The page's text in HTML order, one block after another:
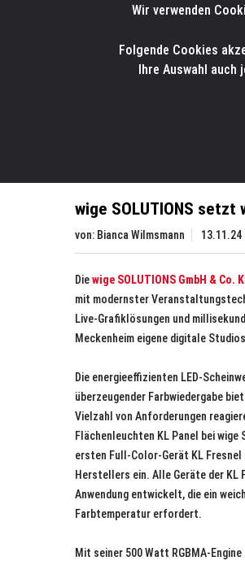
wige SOLUTIONS setzt
von: Bianca Wilmsmann 13.11.24
Diewige SOLUTIONS GmbH & Co.
mit modernster
Live-Grafiklösungen und
Meckenheim eigene digitale
Die energieeffizienten LED-
überzeugender Farbwiedergabe
Vielzahl von Anforderungen
Flächenleuchten KL Panel bei wige
ersten Full-Color-Gerät KL Fresnel
Herstellers ein. Alle Geräte der KL
Anwendung entwickelt, die ein
Farbtemperatur erfordert.
Mit seiner 500 Watt RGBMA-
Wir verwenden
Folgende Cookies
Ihre Auswahl auch